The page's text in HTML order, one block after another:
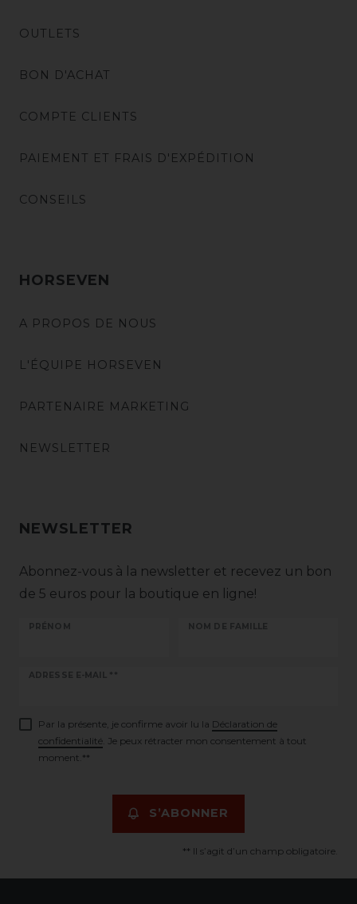
OUTLETS
BON D'ACHAT
COMPTE CLIENTS
PAIEMENT ET FRAIS D'EXPÉDITION
CONSEILS
HORSEVEN
A PROPOS DE NOUS
L'ÉQUIPE HORSEVEN
PARTENAIRE MARKETING
NEWSLETTER
NEWSLETTER
Abonnez-vous à la newsletter et recevez un bon
de 5 euros pour la boutique en ligne!
PRÉNOM NOM DE FAMILLE
ADRESSE E-MAIL **
Ceres::Template.newsletterHoneypotLabel
Par la présente, je confirme avoir lu la Déclaration de
confidentialité . Je peux rétracter mon consentement à tout
moment.**
S’ABONNER
** Il s’agit d’un champ obligatoire.